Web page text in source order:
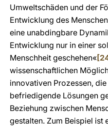
Umweltschäden und der
Entwicklung des
eine unabdingbare
Entwicklung nur in einer
Menschheit geschehen«
wissenschaftlichen
innovativen Prozessen,
befriedigende Lösungen
Beziehung zwischen
gestalten. Zum Beispiel ist